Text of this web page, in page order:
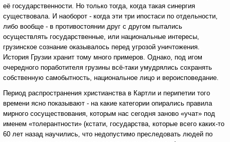
её государственности. Но только тогда, когда такая синергия
существовала. И наоборот - когда эти три ипостаси по отдельности,
либо вообще - в противостоянии друг с другом пытались
осуществлять государственные, или национальные интересы,
грузинское сознание оказывалось перед угрозой уничтожения.
История Грузии хранит тому много примеров. Однако, под игом
очередного поработителя грузины всё-таки умудрялись сохранять
собственную самобытность, национальное лицо и вероисповедание.
Период распространения христианства в Картли и перипетии того
времени ясно показывают - на какие категории опирались правила
мирного сосуществования, которым нас сегодня заново «учат» под
именем «толерантности» (кстати, государства, которые всего каких-то
60 лет назад научились, что недопустимо преследовать людей по